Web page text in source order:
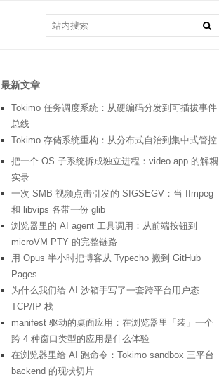
最新文章
Tokimo 任务调度系统：从硬编码分发到可插拔事件
总线
Tokimo 存储系统重构：从分布式自治到集中式管控
把一个 OS 子系统拆成独立进程：video app 的解耦
实录
一次 SMB 视频点击引发的 SIGSEGV：当 ffmpeg
和 libvips 各带一份 glib
浏览器里的 AI agent 工具调用：从前端按钮到
microVM PTY 的完整链路
用 Opus 半小时把博客从 Typecho 搬到 GitHub
Pages
为什么我们给 AI 沙箱手写了一套跨平台用户态
TCP/IP 栈
manifest 驱动的桌面应用：在浏览器里「装」一个
跨 4 种窗口类型的应用是什么体验
在浏览器里给 AI 跑命令：Tokimo sandbox 三平台
backend 的现状切片